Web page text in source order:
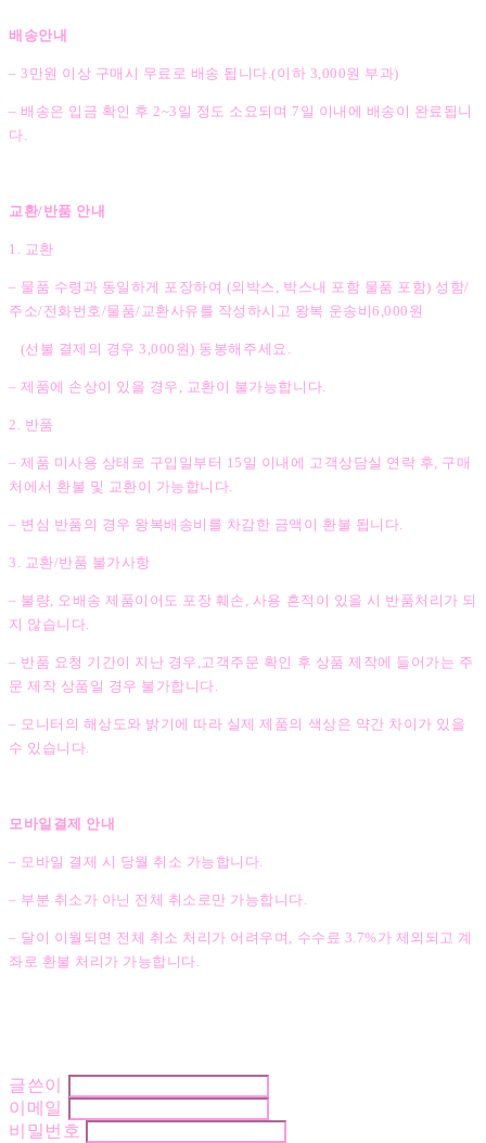
배송안내
– 3만원 이상 구매시 무료로 배송 됩니다.(이하 3,000원 부과)
– 배송은 입금 확인 후 2~3일 정도 소요되며 7일 이내에 배송이 완료됩니
다.
교환/반품 안내
1. 교환
– 물품 수령과 동일하게 포장하여 (외박스, 박스내 포함 물품 포함) 성함/
주소/전화번호/물품/교환사유를 작성하시고 왕복 운송비6,000원
(선불 결제의 경우 3,000원) 동봉해주세요.
– 제품에 손상이 있을 경우, 교환이 불가능합니다.
2. 반품
– 제품 미사용 상태로 구입일부터 15일 이내에 고객상담실 연락 후, 구매
처에서 환불 및 교환이 가능합니다.
– 변심 반품의 경우 왕복배송비를 차감한 금액이 환불 됩니다.
3. 교환/반품 불가사항
– 불량, 오배송 제품이어도 포장 훼손, 사용 흔적이 있을 시 반품처리가 되
지 않습니다.
– 반품 요청 기간이 지난 경우,고객주문 확인 후 상품 제작에 들어가는 주
문 제작 상품일 경우 불가합니다.
– 모니터의 해상도와 밝기에 따라 실제 제품의 색상은 약간 차이가 있을
수 있습니다.
모바일결제 안내
– 모바일 결제 시 당월 취소 가능합니다.
– 부분 취소가 아닌 전체 취소로만 가능합니다.
– 달이 이월되면 전체 취소 처리가 어려우며, 수수료 3.7%가 제외되고 계
좌로 환불 처리가 가능합니다.
글쓴이
이메일
비밀번호